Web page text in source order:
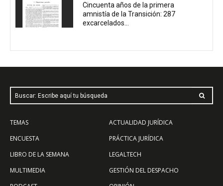
Cincuenta años de la primera
amnistía de la Transición: 287
excarcelados...
Buscar: Escribe aquí tu búsqueda
TEMAS
ENCUESTA
LIBRO DE LA SEMANA
MULTIMEDIA
ACTUALIDAD JURÍDICA
PRÁCTICA JURÍDICA
LEGALTECH
GESTIÓN DEL DESPACHO